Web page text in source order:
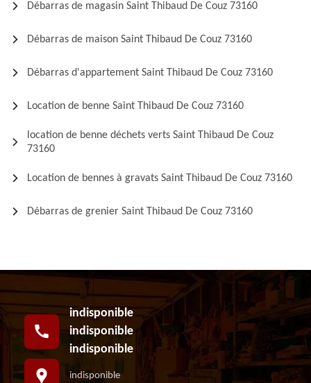
Débarras de magasin Saint Thibaud De Couz 73160
Débarras de maison Saint Thibaud De Couz 73160
Débarras d'appartement Saint Thibaud De Couz 73160
Location de benne Saint Thibaud De Couz 73160
location de benne déchets verts Saint Thibaud De Couz
73160
Location de bennes à gravats Saint Thibaud De Couz 73160
Débarras de grenier Saint Thibaud De Couz 73160
indisponible
indisponible
indisponible
indisponible